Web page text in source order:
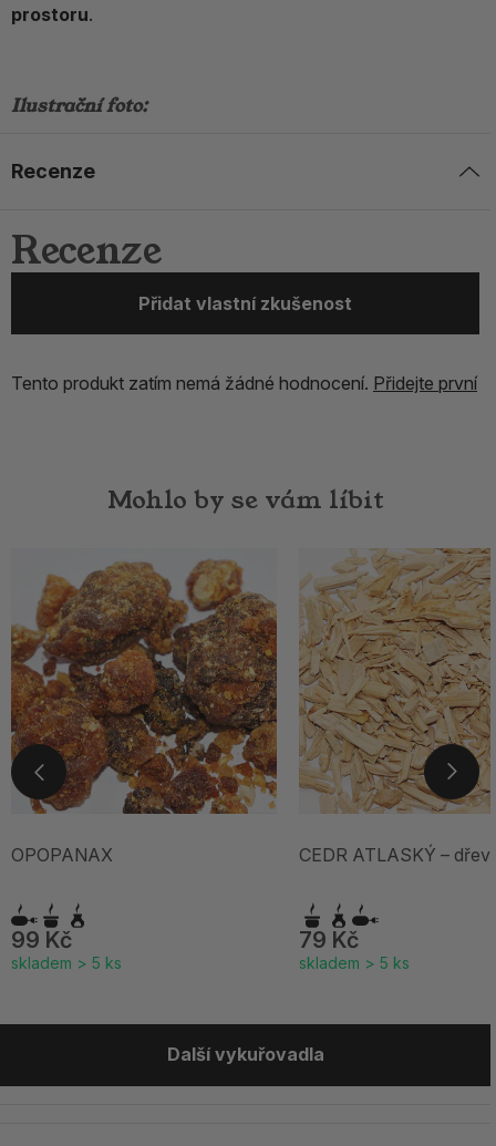
prostoru.
Ilustrační foto:
Recenze
Recenze
Přidat vlastní zkušenost
Tento produkt zatím nemá žádné hodnocení. Přidejte první
Mohlo by se vám líbit
OPOPANAX
99 Kč
skladem > 5 ks
CEDR ATLASKÝ –
79 Kč
skladem > 5 ks
Další vykuřovadla